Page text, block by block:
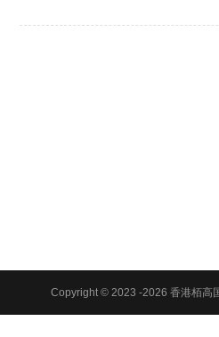
Copyright © 2023 -2026 香港栢高